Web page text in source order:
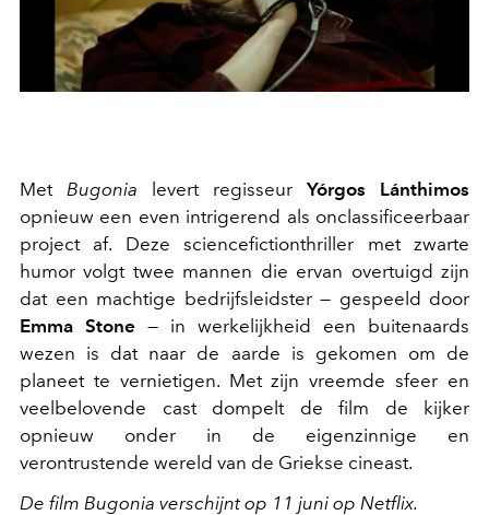
Met Bugonia levert regisseur Yórgos Lánthimos
opnieuw een even intrigerend als onclassificeerbaar
project af. Deze sciencefictionthriller met zwarte
humor volgt twee mannen die ervan overtuigd zijn
dat een machtige bedrijfsleidster — gespeeld door
Emma Stone — in werkelijkheid een buitenaards
wezen is dat naar de aarde is gekomen om de
planeet te vernietigen. Met zijn vreemde sfeer en
veelbelovende cast dompelt de film de kijker
opnieuw onder in de eigenzinnige en
verontrustende wereld van de Griekse cineast.
De film Bugonia verschijnt op 11 juni op Netflix.